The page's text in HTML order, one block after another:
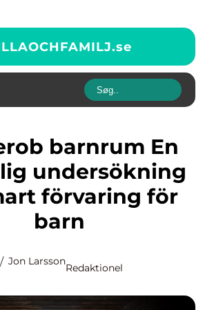
se
undersökning
förvaring för
barn
Jon Larsson
Redaktionel